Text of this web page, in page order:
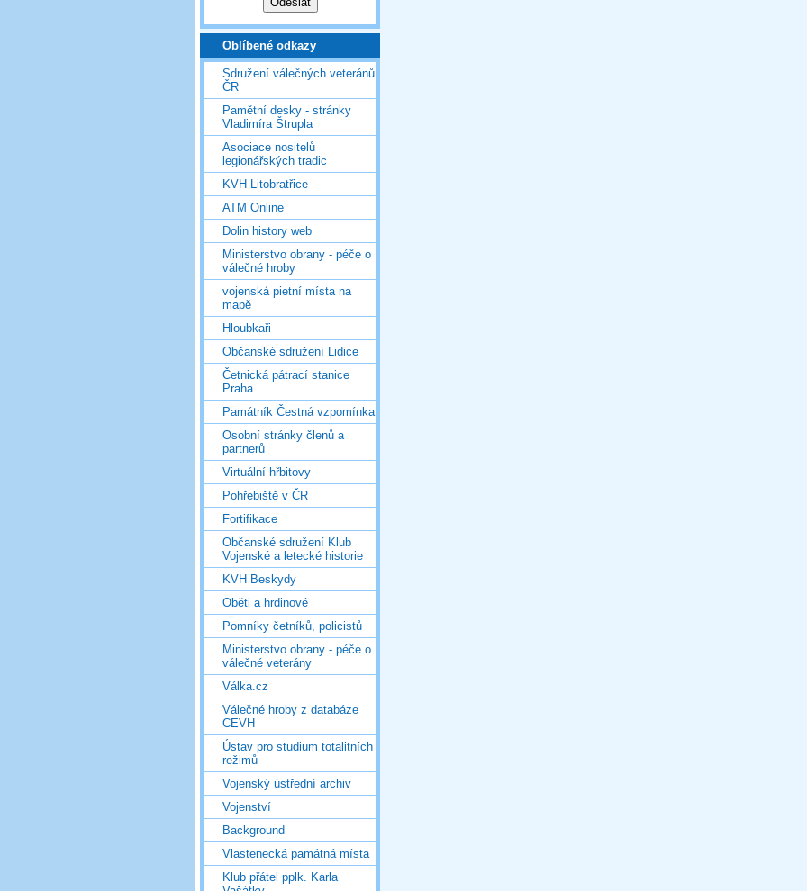
Oblíbené odkazy
Sdružení válečných veteránů
ČR
Pamětní desky - stránky
Vladimíra Štrupla
Asociace nositelů
legionářských tradic
KVH Litobratřice
ATM Online
Dolin history web
Ministerstvo obrany - péče o
válečné hroby
vojenská pietní místa na
mapě
Hloubkaři
Občanské sdružení Lidice
Četnická pátrací stanice
Praha
Památník Čestná vzpomínka
Osobní stránky členů a
partnerů
Virtuální hřbitovy
Pohřebiště v ČR
Fortifikace
Občanské sdružení Klub
Vojenské a letecké historie
KVH Beskydy
Oběti a hrdinové
Pomníky četníků, policistů
Ministerstvo obrany - péče o
válečné veterány
Válka.cz
Válečné hroby z databáze
CEVH
Ústav pro studium totalitních
režimů
Vojenský ústřední archiv
Vojenství
Background
Vlastenecká památná místa
Klub přátel pplk. Karla